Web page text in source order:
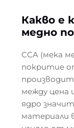
Какво е
медно
CCA (мека
покритие
между цена
ядро
материали